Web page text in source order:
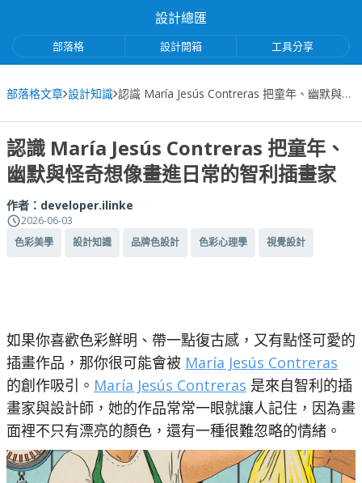
設計總匯
部落格 設計開箱 工具分享
部落格文章 設計知識 認識 María Jesús Contreras 把童年、幽默與怪奇想像畫進日常的智利插畫家
認識 María Jesús Contreras 把童年、
幽默與怪奇想像畫進日常的智利插畫家
作者： developer.ilinke
2026-06-03
色彩美學 設計知識 品牌色設計 色彩心理學 視覺設計
如果你喜歡色彩鮮明、帶一點復古感，又有點怪可愛的
插畫作品，那你很可能會被 María Jesús Contreras
的創作吸引。 María Jesús Contreras 是來自智利的插
畫家與設計師，她的作品常常一眼就讓人記住，因為畫
面裡不只有漂亮的顏色，還有一種很難忽略的情緒。